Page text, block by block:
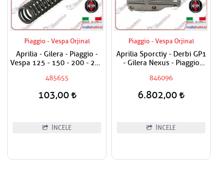
Piaggio - Vespa Orjinal
Aprilia - Gilera - Piaggio -
Vespa 125 - 150 - 200 - 250
Basınç Sübap Yayı
485655
103,00
İNCELE
Piaggio - Vespa Orjinal
Aprilia Sporctiy - Derbi GP1
- Gilera Nexus - Piaggio
EVO - Carnaby - Vespa GTS -
GTV - Super Sport 250 - 300
Yağ Kapak Paneli
846096
6.802,00
İNCELE